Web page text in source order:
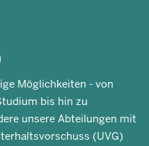
Möglichkeiten - von
bis hin zu
unsere Abteilungen mit
(UVG)